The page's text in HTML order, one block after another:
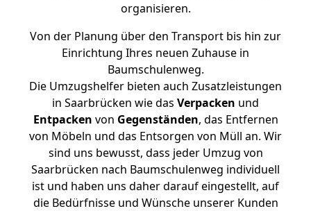
organisieren.
Von der Planung über den Transport bis hin zur
Einrichtung Ihres neuen Zuhause in
Baumschulenweg.
Die Umzugshelfer bieten auch Zusatzleistungen
in Saarbrücken wie das Verpacken und
Entpacken von Gegenständen, das Entfernen
von Möbeln und das Entsorgen von Müll an. Wir
sind uns bewusst, dass jeder Umzug von
Saarbrücken nach Baumschulenweg individuell
ist und haben uns daher darauf eingestellt, auf
die Bedürfnisse und Wünsche unserer Kunden